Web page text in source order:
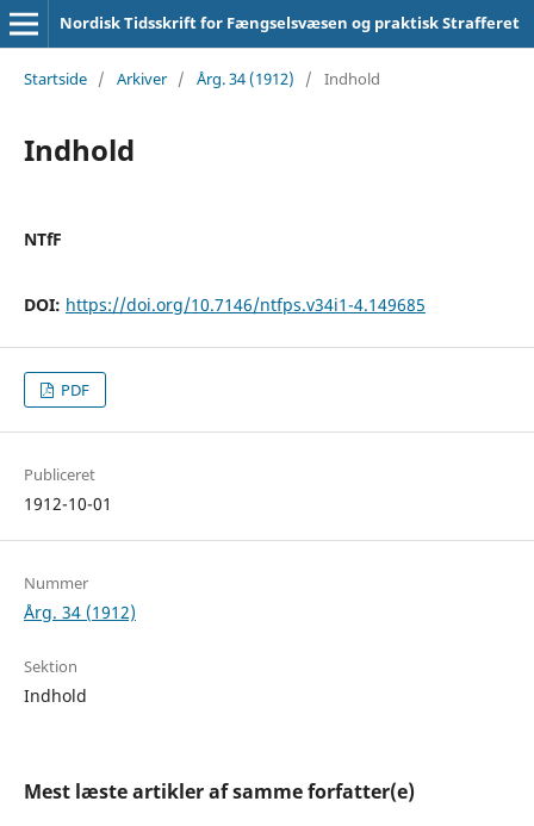
Nordisk Tidsskrift for Fængselsvæsen og praktisk Strafferet
Startside / Arkiver / Årg. 34 (1912) / Indhold
Indhold
NTfF
DOI: https://doi.org/10.7146/ntfps.v34i1-4.149685
PDF
Publiceret
1912-10-01
Nummer
Årg. 34 (1912)
Sektion
Indhold
Mest læste artikler af samme forfatter(e)